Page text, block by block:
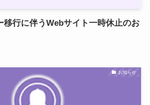
移行に伴うWebサイト一時休止のお
お知らせ